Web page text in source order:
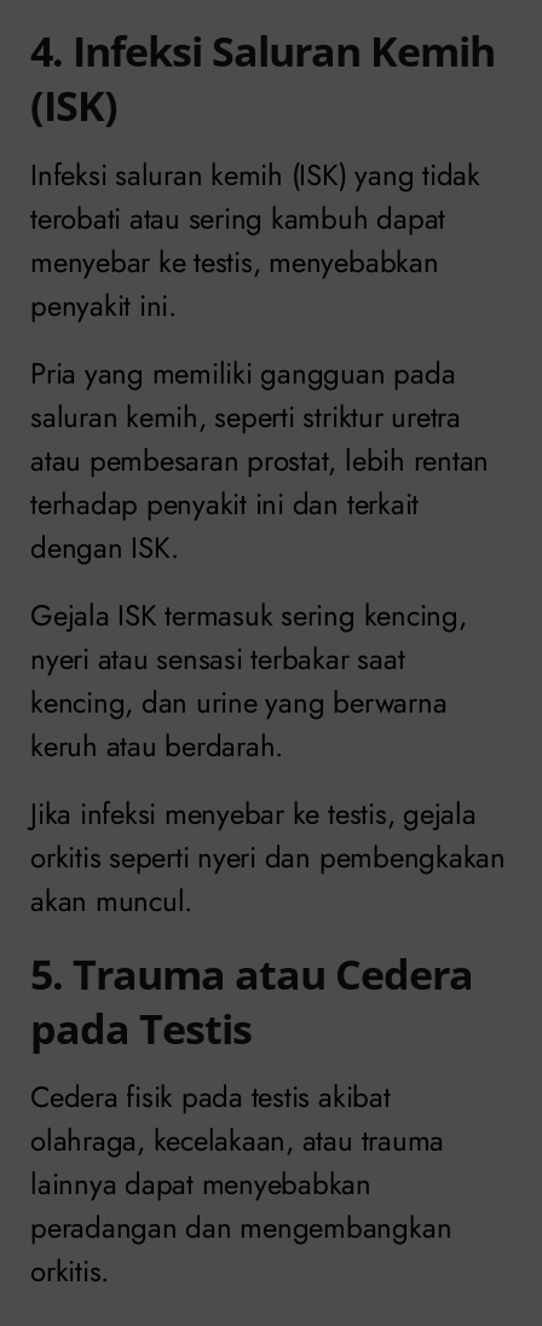
4. Infeksi Saluran Kemih
(ISK)
Infeksi saluran kemih (ISK) yang tidak
terobati atau sering kambuh dapat
menyebar ke testis, menyebabkan
penyakit ini.
Pria yang memiliki gangguan pada
saluran kemih, seperti striktur uretra
atau pembesaran prostat, lebih rentan
terhadap penyakit ini dan terkait
dengan ISK.
Gejala ISK termasuk sering kencing,
nyeri atau sensasi terbakar saat
kencing, dan urine yang berwarna
keruh atau berdarah.
Jika infeksi menyebar ke testis, gejala
orkitis seperti nyeri dan pembengkakan
akan muncul.
5. Trauma atau Cedera
pada Testis
Cedera fisik pada testis akibat
olahraga, kecelakaan, atau trauma
lainnya dapat menyebabkan
peradangan dan mengembangkan
orkitis.